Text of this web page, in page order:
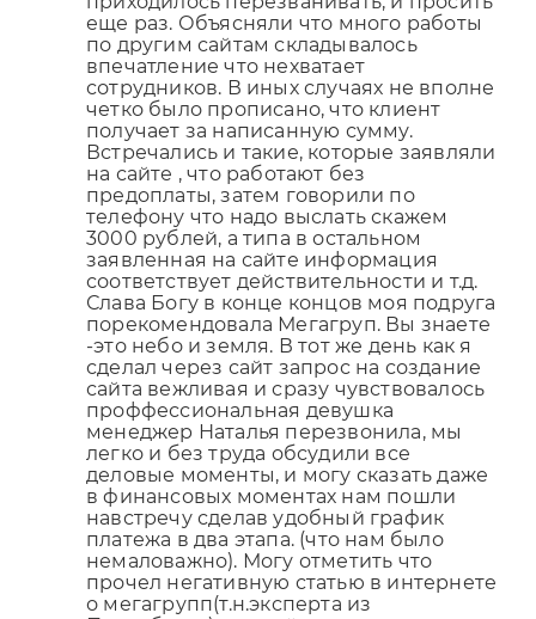
еще раз. Объясняли что много работы
по другим сайтам складывалось
впечатление что нехватает
сотрудников. В иных случаях не вполне
четко было прописано, что клиент
получает за написанную сумму.
Встречались и такие, которые заявляли
на сайте , что работают без
предоплаты, затем говорили по
телефону что надо выслать скажем
3000 рублей, а типа в остальном
заявленная на сайте информация
соответствует действительности и т.д.
Слава Богу в конце концов моя подруга
порекомендовала Мегагруп. Вы знаете
-это небо и земля. В тот же день как я
сделал через сайт запрос на создание
сайта вежливая и сразу чувствовалось
проффессиональная девушка
менеджер Наталья перезвонила, мы
легко и без труда обсудили все
деловые моменты, и могу сказать даже
в финансовых моментах нам пошли
навстречу сделав удобный график
платежа в два этапа. (что нам было
немаловажно). Могу отметить что
прочел негативную статью в интернете
о мегагрупп(т.н.эксперта из